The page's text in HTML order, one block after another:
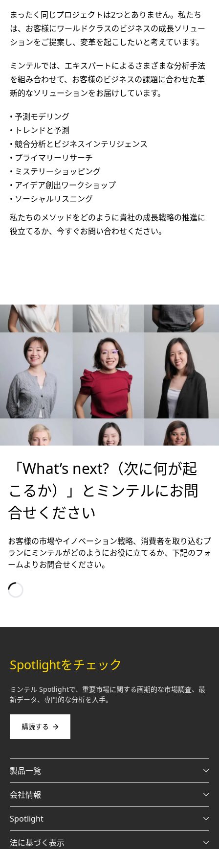
まったく同じプロジェクトは2つとありません。私たち
は、お客様にワールドクラスのビジネスの成長ソリュー
ションをご提案し、変革を起こしたいと考えています。
ミンテルでは、エキスパートによるさまざまな分析手法
を組み合わせて、お客様のビジネスの課題に合わせた革
新的なソリューションをお届けしています。
• 予測モデリング
• トレンドと予測
• 競合分析とビジネスインテリジェンス
• プライマリーリサーチ
• ミステリーショッピング
• アイデア創出ワークショップ
• ソーシャルリスニング
私たちのメソッドをどのように貴社の成長戦略の推進に
役立てるか、今すぐお問い合わせください。
「What’s next?（次に何が起
こるか）」とミンテルにお問
合せください
お客様の市場やイノベーション戦略、消費者を取り込むプ
ランにミンテルがどのようにお役に立てるか、下記のフォ
ームよりお問合せください。
Spotlightをチェック
ミンテル Spotlightで、重要市場に関する画期的な市場調査、最
新データ、専門的な分析を入手。
購読する
製品一覧
会社情報
Spotlight
法に基づく表示